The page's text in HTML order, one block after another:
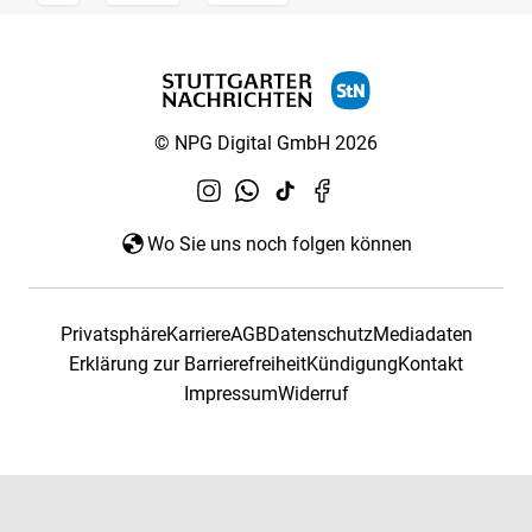
© NPG Digital GmbH 2026
Wo Sie uns noch folgen können
PrivatsphäreKarriereAGBDatenschutzMediadaten
Erklärung zur BarrierefreiheitKündigungKontakt
ImpressumWiderruf